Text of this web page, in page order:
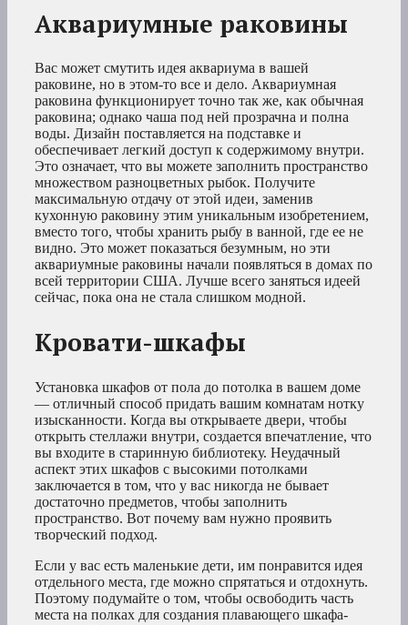
Аквариумные раковины
Вас может смутить идея аквариума в вашей
раковине, но в этом-то все и дело. Аквариумная
раковина функционирует точно так же, как обычная
раковина; однако чаша под ней прозрачна и полна
воды. Дизайн поставляется на подставке и
обеспечивает легкий доступ к содержимому внутри.
Это означает, что вы можете заполнить пространство
множеством разноцветных рыбок. Получите
максимальную отдачу от этой идеи, заменив
кухонную раковину этим уникальным изобретением,
вместо того, чтобы хранить рыбу в ванной, где ее не
видно. Это может показаться безумным, но эти
аквариумные раковины начали появляться в домах по
всей территории США. Лучше всего заняться идеей
сейчас, пока она не стала слишком модной.
Кровати-шкафы
Установка шкафов от пола до потолка в вашем доме
— отличный способ придать вашим комнатам нотку
изысканности. Когда вы открываете двери, чтобы
открыть стеллажи внутри, создается впечатление, что
вы входите в старинную библиотеку. Неудачный
аспект этих шкафов с высокими потолками
заключается в том, что у вас никогда не бывает
достаточно предметов, чтобы заполнить
пространство. Вот почему вам нужно проявить
творческий подход.
Если у вас есть маленькие дети, им понравится идея
отдельного места, где можно спрятаться и отдохнуть.
Поэтому подумайте о том, чтобы освободить часть
места на полках для создания плавающего шкафа-